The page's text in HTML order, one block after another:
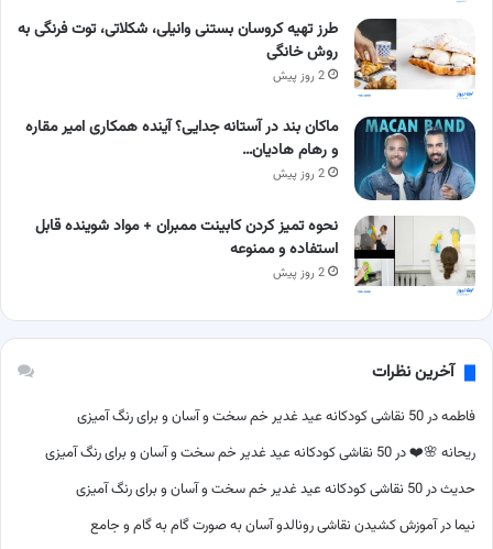
طرز تهیه کروسان بستنی وانیلی، شکلاتی، توت فرنگی به
روش خانگی
2 روز پیش
ماکان بند در آستانه جدایی؟ آینده همکاری امیر مقاره
و رهام هادیان…
2 روز پیش
نحوه تمیز کردن کابینت ممبران + مواد شوینده قابل
استفاده و ممنوعه
2 روز پیش
آخرین نظرات
فاطمهدر50 نقاشی کودکانه عید غدیر خم سخت و آسان و برای رنگ آمیزی
ریحانه 🌸❤️در50 نقاشی کودکانه عید غدیر خم سخت و آسان و برای رنگ آمیزی
حدیثدر50 نقاشی کودکانه عید غدیر خم سخت و آسان و برای رنگ آمیزی
نیما درآموزش کشیدن نقاشی رونالدو آسان به صورت گام به گام و جامع